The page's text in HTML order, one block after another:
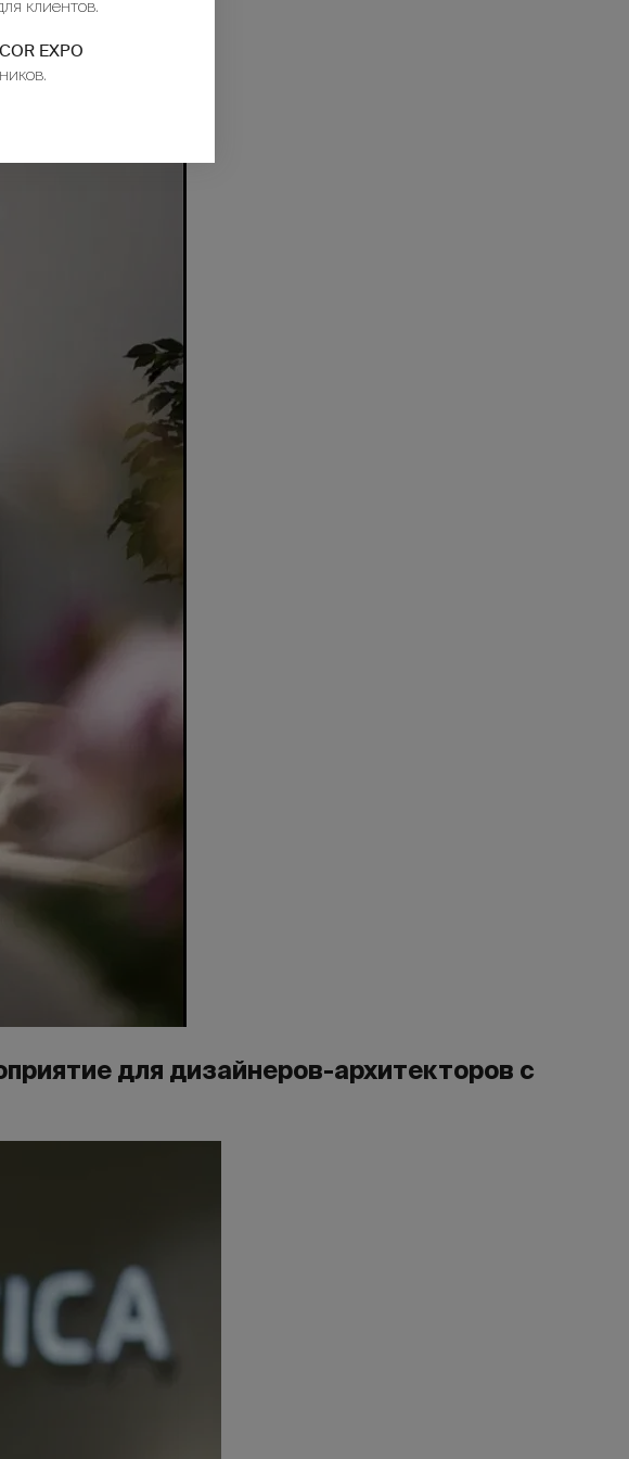
для дизайнеров-архитекторов с
клиентов.
EXPO